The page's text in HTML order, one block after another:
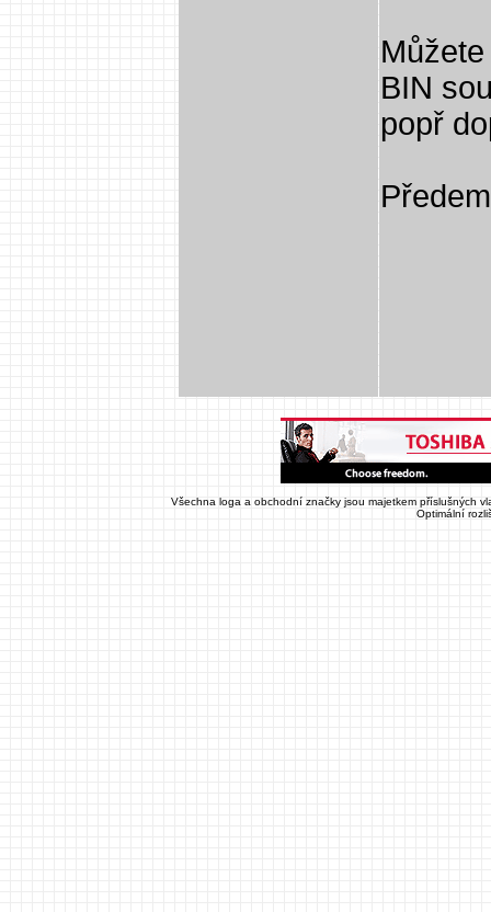
BIN
popř
Všechna loga a obchodní značky jsou majetkem příslušných
Optimální